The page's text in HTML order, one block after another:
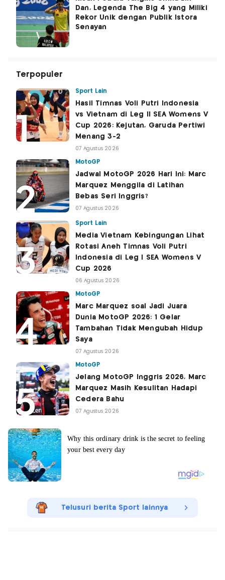
Dan, Legenda The Big 4 yang Miliki
Rekor Unik dengan Publik Istora
Senayan
Terpopuler
Sport Lain
Hasil Timnas Voli Putri Indonesia
vs Vietnam di Leg II SEA Womens V
Cup 2026: Kejutan, Garuda Pertiwi
Menang 3-2
07 Agustus 2026
MotoGP
Jadwal MotoGP 2026 Hari Ini: Marc
Marquez Menggila di Latihan
Bebas Seri Inggris?
07 Agustus 2026
Sport Lain
Media Vietnam Kebingungan Lihat
Rotasi Aneh Timnas Voli Putri
Indonesia di Leg I SEA Womens V
Cup 2026
06 Agustus 2026
MotoGP
Marc Marquez soal Jadi Juara
Dunia MotoGP 2026: 1 Gelar
Tambahan Tidak Mengubah Hidup
Saya
07 Agustus 2026
MotoGP
Jelang MotoGP Inggris 2026, Marc
Marquez Masih Kesulitan Hadapi
Cedera Bahu
07 Agustus 2026
Telusuri berita Sport lainnya